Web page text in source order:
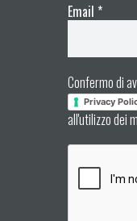
Email *
Confermo di
Privacy
all'utilizzo dei